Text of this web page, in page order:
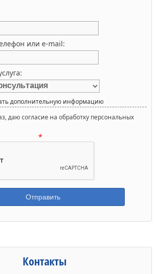
или e-mail:
дополнительную информацию
даю согласие на обработку персональных
Контакты